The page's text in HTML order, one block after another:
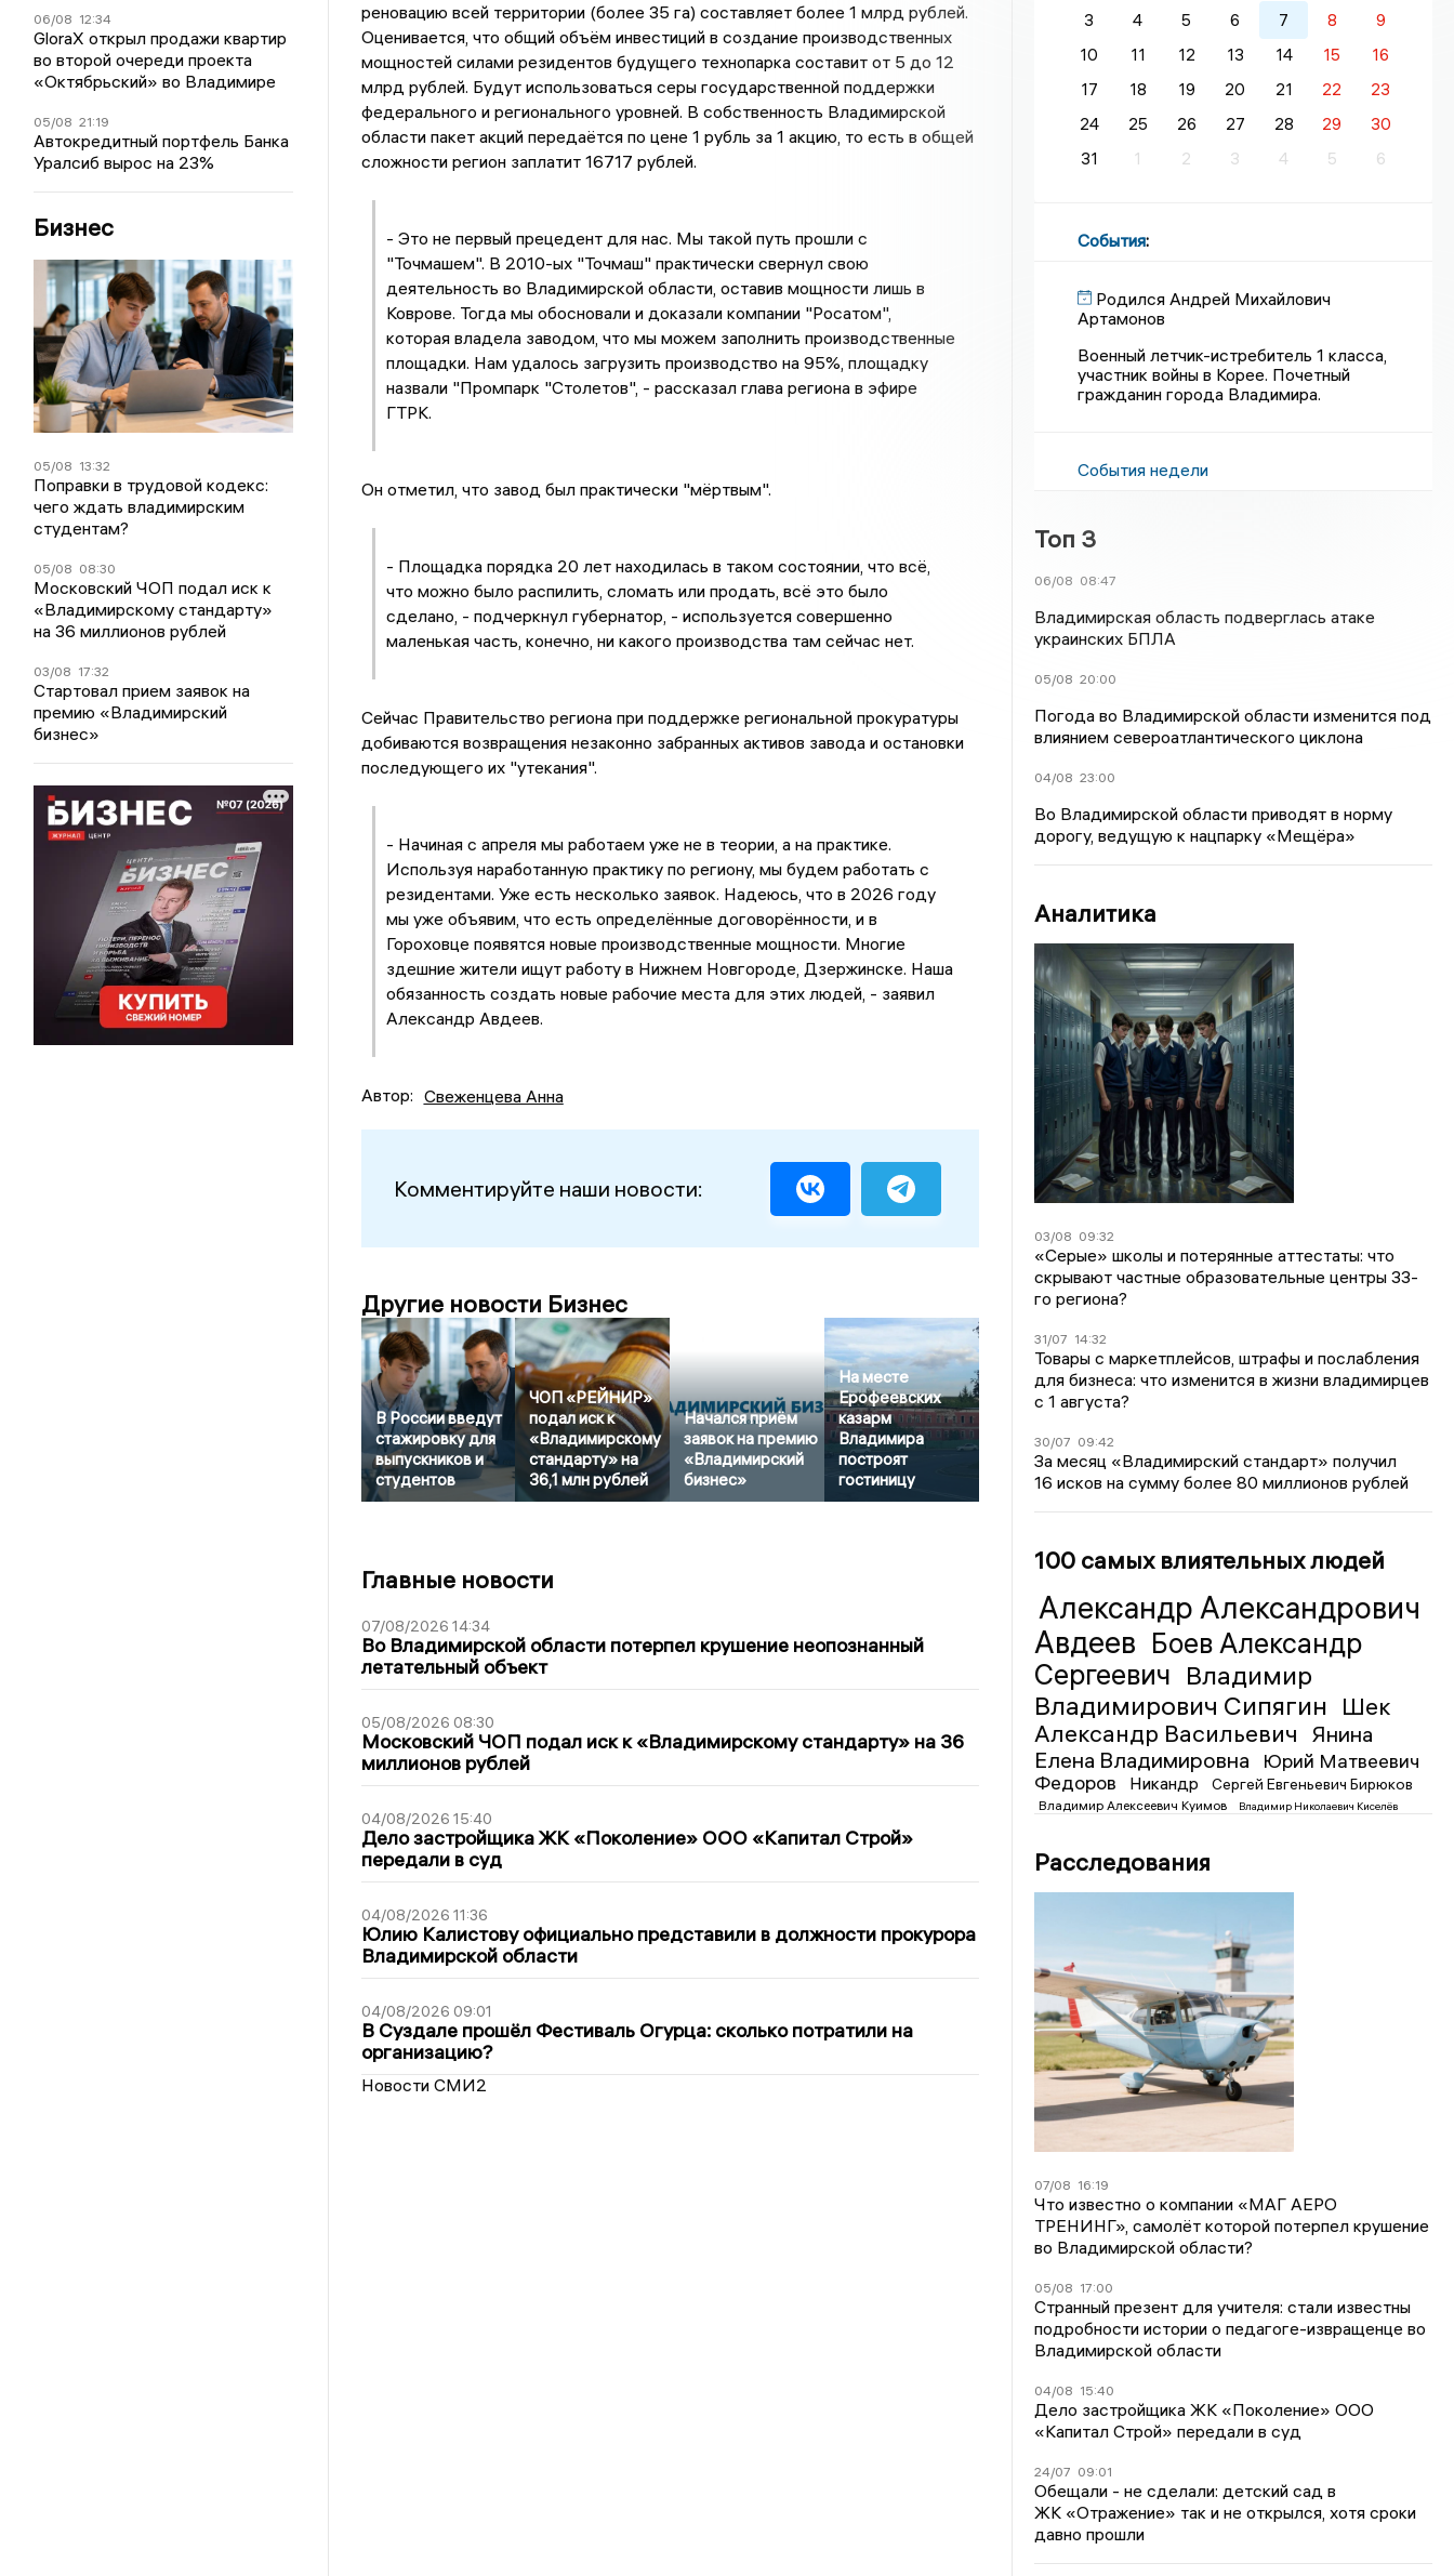
06/08 12:34
GloraX открыл продажи квартир
во второй очереди проекта
«Октябрьский» во Владимире
05/08 21:19
Автокредитный портфель Банка
Уралсиб вырос на 23%
Бизнес
05/08 13:32
Поправки в трудовой кодекс:
чего ждать владимирским
студентам?
05/08 08:30
Московский ЧОП подал иск к
«Владимирскому стандарту»
на 36 миллионов рублей
03/08 17:32
Стартовал прием заявок на
премию «Владимирский
бизнес»
реновацию всей территории (более 35 га) составляет более 1 млрд рублей.
Оценивается, что общий объём инвестиций в создание производственных
мощностей силами резидентов будущего технопарка составит от 5 до 12
млрд рублей. Будут использоваться серы государственной поддержки
федерального и регионального уровней. В собственность Владимирской
области пакет акций передаётся по цене 1 рубль за 1 акцию, то есть в общей
сложности регион заплатит 16717 рублей.
- Это не первый прецедент для нас. Мы такой путь прошли с
"Точмашем". В 2010-ых "Точмаш" практически свернул свою
деятельность во Владимирской области, оставив мощности лишь в
Коврове. Тогда мы обосновали и доказали компании "Росатом",
которая владела заводом, что мы можем заполнить производственные
площадки. Нам удалось загрузить производство на 95%, площадку
назвали "Промпарк "Столетов", - рассказал глава региона в эфире
ГТРК.
Он отметил, что завод был практически "мёртвым".
- Площадка порядка 20 лет находилась в таком состоянии, что всё,
что можно было распилить, сломать или продать, всё это было
сделано, - подчеркнул губернатор, - используется совершенно
маленькая часть, конечно, ни какого производства там сейчас нет.
Сейчас Правительство региона при поддержке региональной прокуратуры
добиваются возвращения незаконно забранных активов завода и остановки
последующего их "утекания".
- Начиная с апреля мы работаем уже не в теории, а на практике.
Используя наработанную практику по региону, мы будем работать с
резидентами. Уже есть несколько заявок. Надеюсь, что в 2026 году
мы уже объявим, что есть определённые договорённости, и в
Гороховце появятся новые производственные мощности. Многие
здешние жители ищут работу в Нижнем Новгороде, Дзержинске. Наша
обязанность создать новые рабочие места для этих людей, - заявил
Александр Авдеев.
Автор: Свеженцева Анна
Комментируйте наши новости:
Другие новости Бизнес
В России введут
стажировку для
выпускников и
студентов
ЧОП «РЕЙНИР»
подал иск к
«Владимирскому
стандарту» на
36,1 млн рублей
Начался приём
заявок на премию
«Владимирский
бизнес»
На месте
Ерофеевских
казарм
Владимира
построят
гостиницу
Главные новости
07/08/2026 14:34
Во Владимирской области потерпел крушение неопознанный
летательный объект
05/08/2026 08:30
Московский ЧОП подал иск к «Владимирскому стандарту» на 36
миллионов рублей
04/08/2026 15:40
Дело застройщика ЖК «Поколение» ООО «Капитал Строй»
передали в суд
04/08/2026 11:36
Юлию Калистову официально представили в должности прокурора
Владимирской области
04/08/2026 09:01
В Суздале прошёл Фестиваль Огурца: сколько потратили на
организацию?
Новости СМИ2
3
4 5 6 7 8
9
10
11 12 13 14 15
16
17
18 19 20 21 22
23
24
25 26 27 28 29
30
31
1 2 3 4 5 6
События:
Родился Андрей Михайлович
Артамонов
Военный летчик-истребитель 1 класса,
участник войны в Корее. Почетный
гражданин города Владимира.
События недели
Топ 3
06/08 08:47
Владимирская область подверглась атаке
украинских БПЛА
05/08 20:00
Погода во Владимирской области изменится под
влиянием североатлантического циклона
04/08 23:00
Во Владимирской области приводят в норму
дорогу, ведущую к нацпарку «Мещёра»
Аналитика
03/08 09:32
«Серые» школы и потерянные аттестаты: что
скрывают частные образовательные центры 33-
го региона?
31/07 14:32
Товары с маркетплейсов, штрафы и послабления
для бизнеса: что изменится в жизни владимирцев
с 1 августа?
30/07 09:42
За месяц «Владимирский стандарт» получил
16 исков на сумму более 80 миллионов рублей
100 самых влиятельных людей
Александр Александрович
Авдеев Боев Александр
Сергеевич Владимир
Владимирович Сипягин Шек
Александр Васильевич
Янина
Елена Владимировна
Юрий Матвеевич
Федоров
Никандр Сергей Евгеньевич Бирюков
Владимир Алексеевич Куимов Владимир Николаевич Киселёв
Расследования
07/08 16:19
Что известно о компании «МАГ АЕРО
ТРЕНИНГ», самолёт которой потерпел крушение
во Владимирской области?
05/08 17:00
Странный презент для учителя: стали известны
подробности истории о педагоге-извращенце во
Владимирской области
04/08 15:40
Дело застройщика ЖК «Поколение» ООО
«Капитал Строй» передали в суд
24/07 09:01
Обещали - не сделали: детский сад в
ЖК «Отражение» так и не открылся, хотя сроки
давно прошли